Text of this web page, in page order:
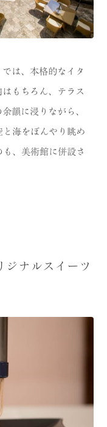
は、本格的なイタ
もちろん、テラス
韻に浸りながら、
海をぼんやり眺め
、美術館に併設さ
ジナルスイーツ